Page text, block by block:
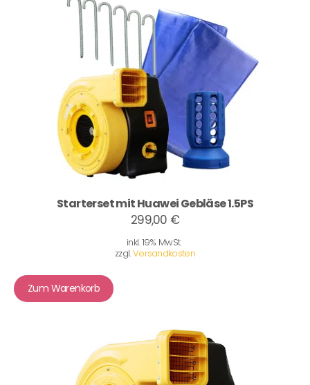
Starterset mit Huawei Gebläse 1.5PS
299,00 €
inkl. 19% MwSt.
zzgl.Versandkosten
Zum Warenkorb